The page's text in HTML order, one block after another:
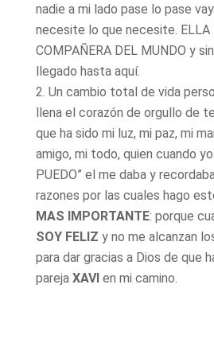
nadie a mi lado pase lo pase
necesite lo que necesite. ELLA
COMPAÑERA DEL MUNDO y
llegado hasta aquí.
Un cambio total de vida
llena el corazón de orgullo de
que ha sido mi luz, mi paz, mi
amigo, mi todo, quien cuando
PUEDO” el me daba y
razones por las cuales hago
MAS IMPORTANTE: porque
SOY FELIZ y no me alcanzan
para dar gracias a Dios de que
pareja XAVIen mi camino.